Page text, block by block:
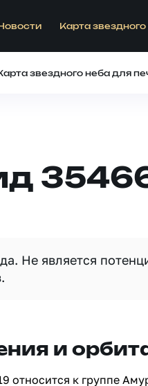
Карта звездного
звездного неба для
Не является
и
относится к группе